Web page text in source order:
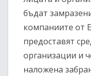
бъдат
компаниите от
предоставят
организации и
наложена